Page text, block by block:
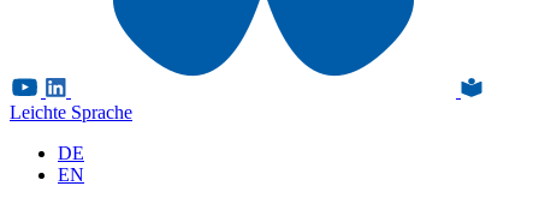
Leichte Sprache
DE
EN